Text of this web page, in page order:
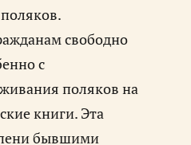
свободно
с
поляков на
книги. Эта
бывшими